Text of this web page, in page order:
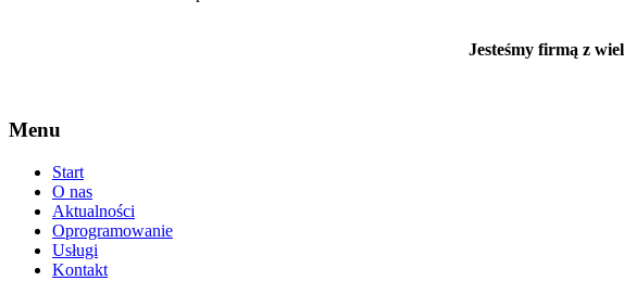
Jesteśmy firmą z
Menu
Start
O nas
Aktualności
Oprogramowanie
Usługi
Kontakt